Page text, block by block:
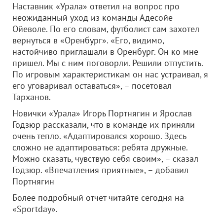
Наставник «Урала» ответил на вопрос про
неожиданный уход из команды Адесойе
Ойеволе. По его словам, футболист сам захотел
вернуться в «Оренбург». «Его, видимо,
настойчиво приглашали в Оренбург. Он ко мне
пришел. Мы с ним поговорли. Решили отпустить.
По игровым характеристикам он нас устраивал, я
его уговаривал оставаться», – посетовал
Тарханов.
Новички «Урала» Игорь Портнягин и Ярослав
Годзюр рассказали, что в команде их приняли
очень тепло. «Адаптировался хорошо. Здесь
сложно не адаптироваться: ребята дружные.
Можно сказать, чувствую себя своим», – сказал
Годзюр. «Впечатления приятные», – добавил
Портнягин
Более подробный отчет читайте сегодня на
«Sportday».